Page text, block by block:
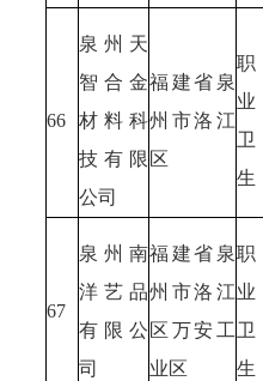
66
泉州天
智合金
材料科
技有限
公司
福建省泉
州市洛江
区
职
业
卫
生
67
泉州南
洋艺品
有限公
司
福建省泉
州市洛江
区万安工
业区
职
业
卫
生